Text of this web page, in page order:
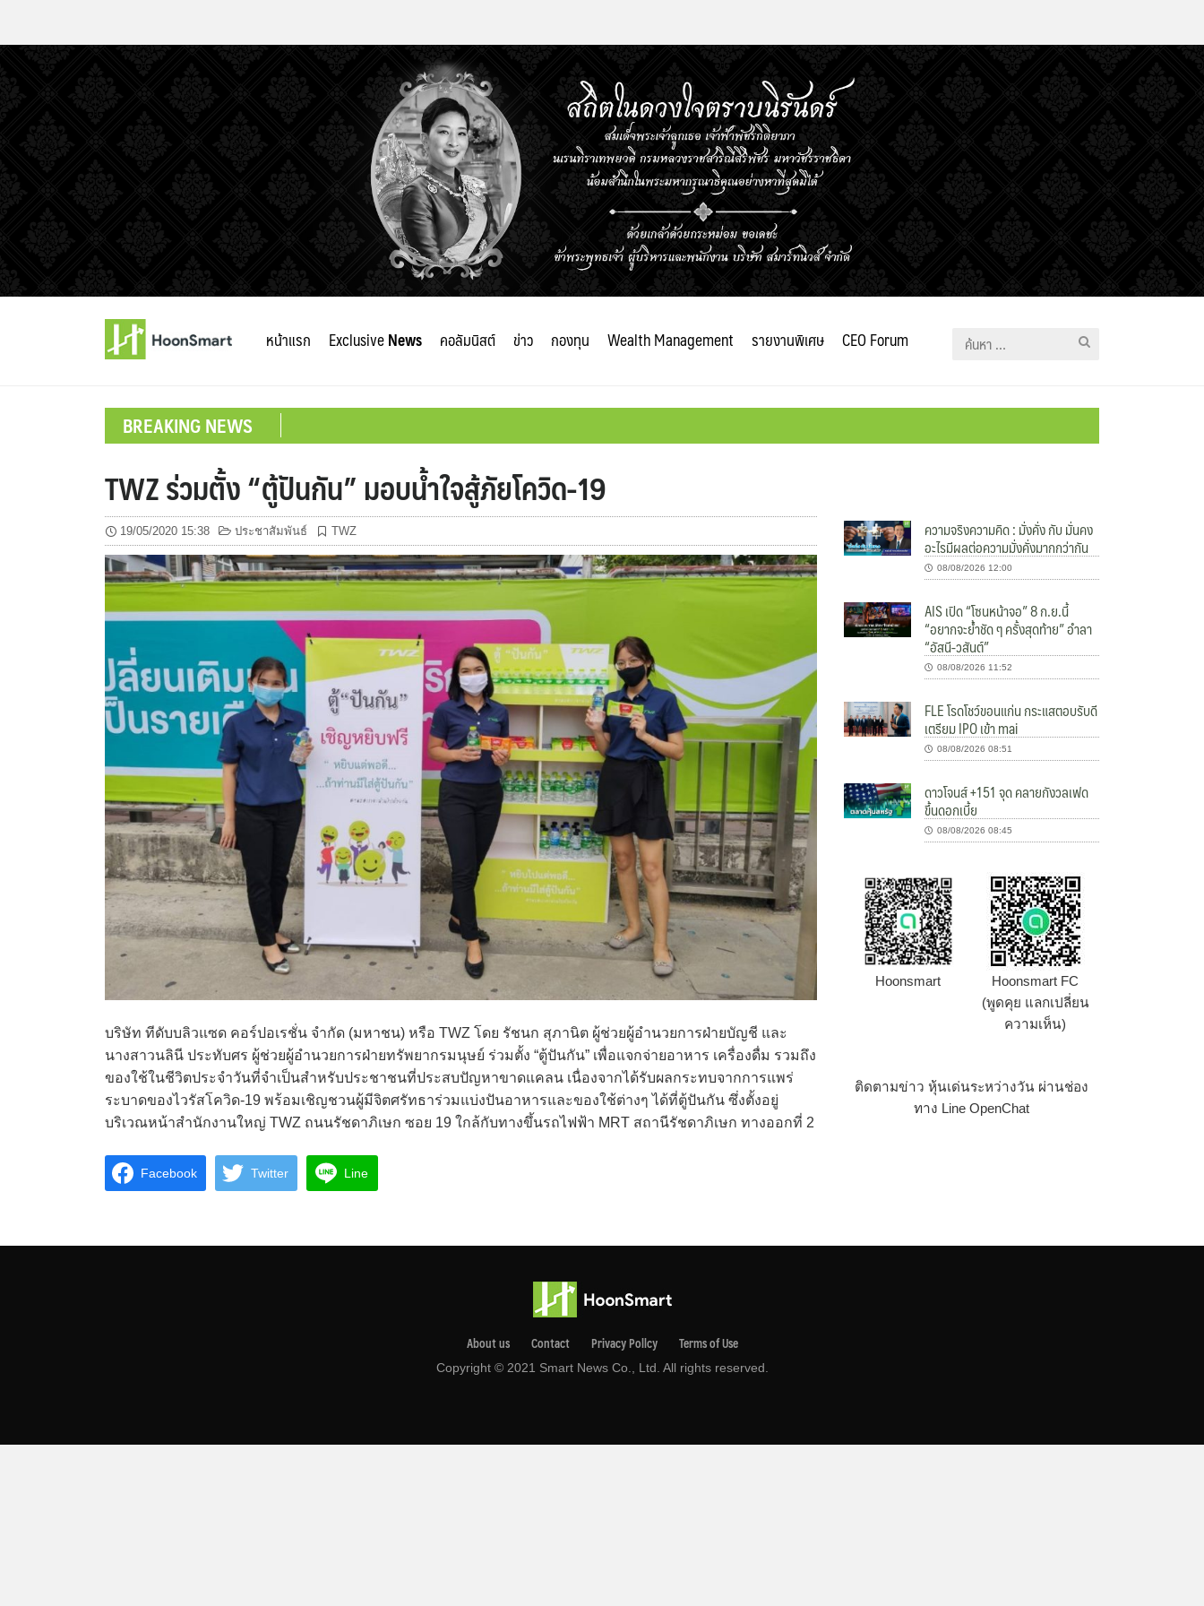
หน้าแรก ExclusiveNews คอลัมนิสต์ ข่าว กองทุน Wealth Management รายงานพิเศษ CEO Forum
ค้นหา
BREAKING NEWS
TWZ ร่วมตั้ง “ตู้ปันกัน” มอบน้ำใจสู้ภัยโควิด-19
19/05/2020 15:38 ประชาสัมพันธ์ TWZ
บริษัท ทีดับบลิวแซด คอร์ปอเรชั่น จำกัด (มหาชน) หรือ TWZ โดย รัชนก สุภานิต ผู้ช่วยผู้อำนวยการฝ่ายบัญชี และ
นางสาวนลินี ประทับศร ผู้ช่วยผู้อำนวยการฝ่ายทรัพยากรมนุษย์ ร่วมตั้ง “ตู้ปันกัน” เพื่อแจกจ่ายอาหาร เครื่องดื่ม รวมถึง
ของใช้ในชีวิตประจำวันที่จำเป็นสำหรับประชาชนที่ประสบปัญหาขาดแคลน เนื่องจากได้รับผลกระทบจากการแพร่
ระบาดของไวรัสโควิด-19 พร้อมเชิญชวนผู้มีจิตศรัทธาร่วมแบ่งปันอาหารและของใช้ต่างๆ ได้ที่ตู้ปันกัน ซึ่งตั้งอยู่
บริเวณหน้าสำนักงานใหญ่ TWZ ถนนรัชดาภิเษก ซอย 19 ใกล้กับทางขึ้นรถไฟฟ้า MRT สถานีรัชดาภิเษก ทางออกที่ 2
Facebook Twitter Line
ความจริงความคิด : มั่งคั่ง กับ มั่นคง
อะไรมีผลต่อความมั่งคั่งมากกว่ากัน
08/08/2026 12:00
AIS เปิด “โซนหน้าจอ” 8 ก.ย.นี้
“อยากจะย้ำชัด ๆ ครั้งสุดท้าย” อำลา
“อัสนี-วสันต์”
08/08/2026 11:52
FLE โรดโชว์ขอนแก่น กระแสตอบรับดี
เตรียม IPO เข้า mai
08/08/2026 08:51
ดาวโจนส์ +151 จุด คลายกังวลเฟด
ขึ้นดอกเบี้ย
08/08/2026 08:45
Hoonsmart
Hoonsmart FC
(พูดคุย แลกเปลี่ยน
ความเห็น)
ติดตามข่าว หุ้นเด่นระหว่างวัน ผ่านช่อง
ทาง Line OpenChat
About us Contact Privacy Pollcy Terms of Use
Copyright © 2021 Smart News Co., Ltd. All rights reserved.